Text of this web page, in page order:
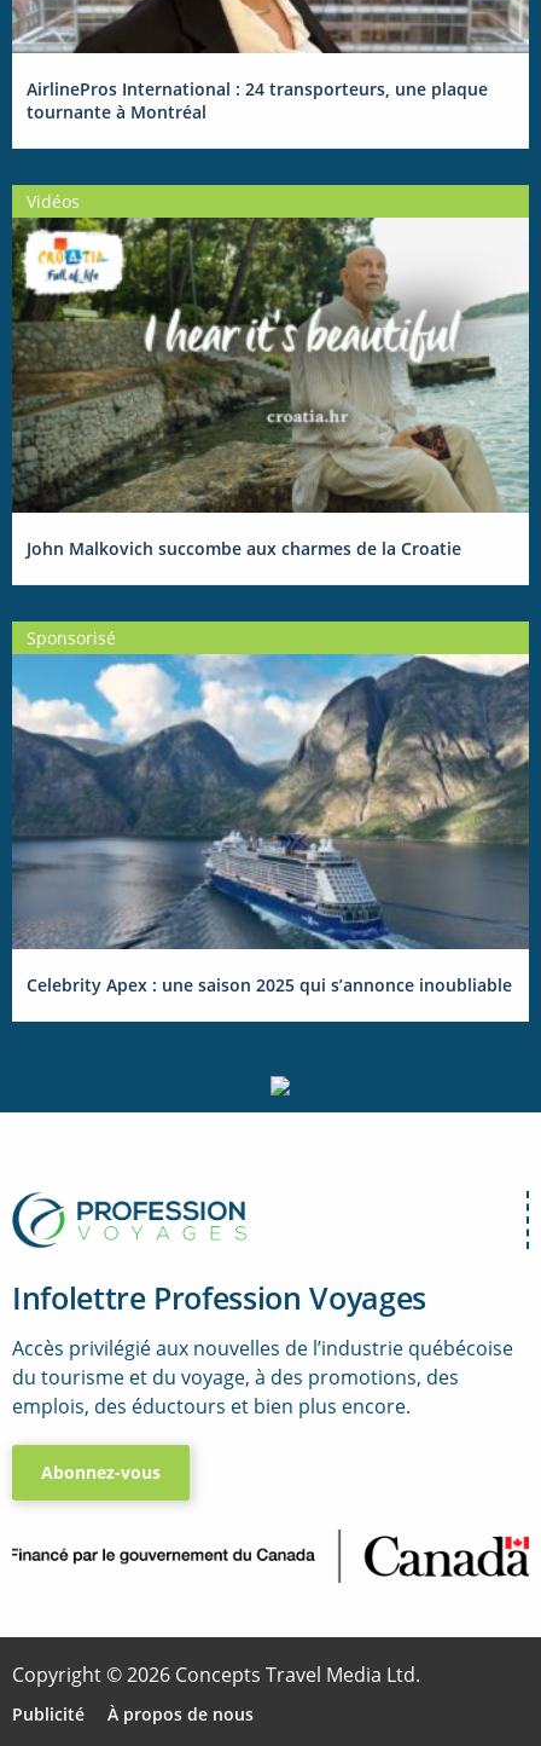
AirlinePros International : 24 transporteurs, une plaque
tournante à Montréal
Vidéos
John Malkovich succombe aux charmes de la Croatie
Sponsorisé
Celebrity Apex : une saison 2025 qui s’annonce inoubliable
Infolettre Profession Voyages
Accès privilégié aux nouvelles de l’industrie québécoise
du tourisme et du voyage, à des promotions, des
emplois, des éductours et bien plus encore.
Abonnez-vous
Copyright © 2026 Concepts Travel Media Ltd.
Publicité À propos de nous